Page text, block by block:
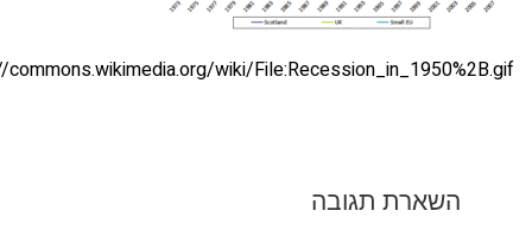
https://commons.wikimedia.org/wiki/
השארת תגובה